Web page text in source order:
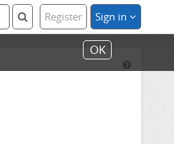
OK
Register Sign in